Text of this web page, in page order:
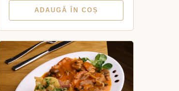
ADAUGĂ ÎN COȘ